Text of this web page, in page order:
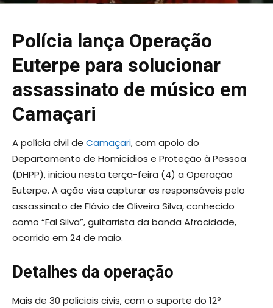
Polícia lança Operação
Euterpe para solucionar
assassinato de músico em
Camaçari
A polícia civil de Camaçari, com apoio do
Departamento de Homicídios e Proteção à Pessoa
(DHPP), iniciou nesta terça-feira (4) a Operação
Euterpe. A ação visa capturar os responsáveis pelo
assassinato de Flávio de Oliveira Silva, conhecido
como “Fal Silva”, guitarrista da banda Afrocidade,
ocorrido em 24 de maio.
Detalhes da operação
Mais de 30 policiais civis, com o suporte do 12º